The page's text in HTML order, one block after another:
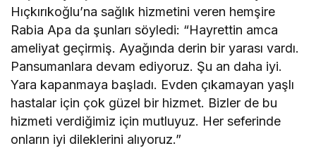
Hıçkırıkoğlu’na sağlık hizmetini veren hemşire
Rabia Apa da şunları söyledi: “Hayrettin amca
ameliyat geçirmiş. Ayağında derin bir yarası vardı.
Pansumanlara devam ediyoruz. Şu an daha iyi.
Yara kapanmaya başladı. Evden çıkamayan yaşlı
hastalar için çok güzel bir hizmet. Bizler de bu
hizmeti verdiğimiz için mutluyuz. Her seferinde
onların iyi dileklerini alıyoruz.”